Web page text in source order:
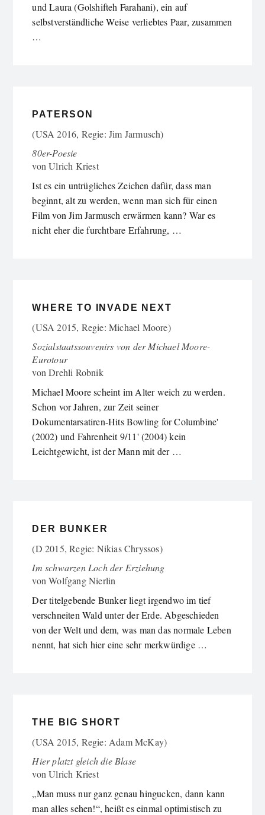
und Laura (Golshifteh Farahani), ein auf
selbstverständliche Weise verliebtes Paar, zusammen
…
PATERSON
(USA 2016, Regie: Jim Jarmusch)
80er-Poesie
vonUlrich Kriest
Ist es ein untrügliches Zeichen dafür, dass man
beginnt, alt zu werden, wenn man sich für einen
Film von Jim Jarmusch erwärmen kann? War es
nicht eher die furchtbare Erfahrung, …
WHERE TO INVADE NEXT
(USA 2015, Regie: Michael Moore)
Sozialstaatssouvenirs von der Michael Moore-
Eurotour
vonDrehli Robnik
Michael Moore scheint im Alter weich zu werden.
Schon vor Jahren, zur Zeit seiner
Dokumentarsatiren-Hits Bowling for Columbine'
(2002) und Fahrenheit 9/11' (2004) kein
Leichtgewicht, ist der Mann mit der …
DER BUNKER
(D 2015, Regie: Nikias Chryssos)
Im schwarzen Loch der Erziehung
vonWolfgang Nierlin
Der titelgebende Bunker liegt irgendwo im tief
verschneiten Wald unter der Erde. Abgeschieden
von der Welt und dem, was man das normale Leben
nennt, hat sich hier eine sehr merkwürdige …
THE BIG SHORT
(USA 2015, Regie: Adam McKay)
Hier platzt gleich die Blase
vonUlrich Kriest
„Man muss nur ganz genau hingucken, dann kann
man alles sehen!“, heißt es einmal optimistisch zu